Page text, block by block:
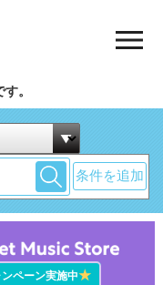
。
条件を追加
ンペーン実施中★